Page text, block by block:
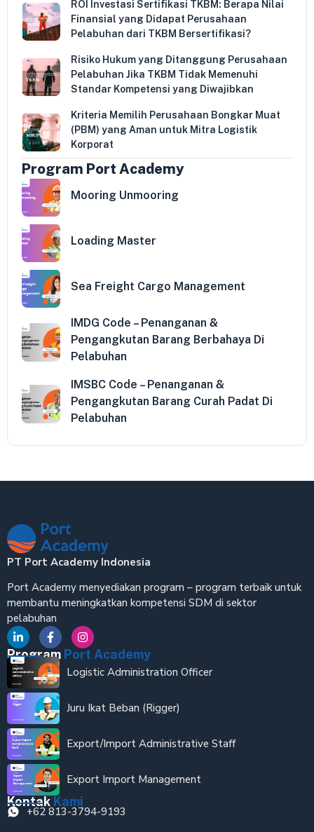
ROI Investasi Sertifikasi TKBM: Berapa Nilai
Finansial yang Didapat Perusahaan
Pelabuhan dari TKBM Bersertifikasi?
Risiko Hukum yang Ditanggung Perusahaan
Pelabuhan Jika TKBM Tidak Memenuhi
Standar Kompetensi yang Diwajibkan
Kriteria Memilih Perusahaan Bongkar Muat
(PBM) yang Aman untuk Mitra Logistik
Korporat
Program Port Academy
Mooring Unmooring
Loading Master
Sea Freight Cargo Management
IMDG Code – Penanganan &
Pengangkutan Barang Berbahaya Di
Pelabuhan
IMSBC Code – Penanganan &
Pengangkutan Barang Curah Padat Di
Pelabuhan
PT Port Academy Indonesia
Port Academy menyediakan program – program terbaik untuk
membantu meningkatkan kompetensi SDM di sektor
pelabuhan
Program Port Academy
Logistic Administration Officer
Juru Ikat Beban (Rigger)
Export/Import Administrative Staff
Export Import Management
Kontak Kami
+62 813-3794-9193